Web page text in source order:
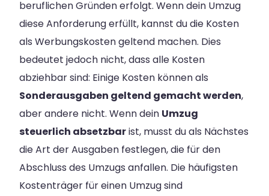
beruflichen Gründen erfolgt. Wenn dein Umzug
diese Anforderung erfüllt, kannst du die Kosten
als Werbungskosten geltend machen. Dies
bedeutet jedoch nicht, dass alle Kosten
abziehbar sind: Einige Kosten können als
Sonderausgaben geltend gemacht werden,
aber andere nicht. Wenn dein Umzug
steuerlich absetzbarist, musst du als Nächstes
die Art der Ausgaben festlegen, die für den
Abschluss des Umzugs anfallen. Die häufigsten
Kostenträger für einen Umzug sind